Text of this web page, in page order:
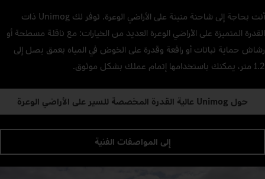
أنت بحاجة إلى شاحنة متينة على الأراضي الوعرة. توفر لك Unimog ذات
القدرة المتميزة على الأراضي الوعرة العديد من الخيارات: مع ناقلة مسطحة أو
رشاش حماية نباتات أو رافعة وقدرة على الخوض في المياه بعمق يصل إلى
1.2 متر، يمكنك باستخدامها إتمام عملك بشكل موثوق.
حول Unimog عالية القدرة المخصصة للسير على الأراضي الوعرة
إلى المواصفات الفنية